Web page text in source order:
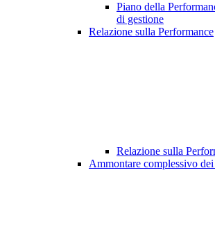
Piano della
di gestione
Relazione sulla Performance
Relazione sulla
Ammontare complessivo